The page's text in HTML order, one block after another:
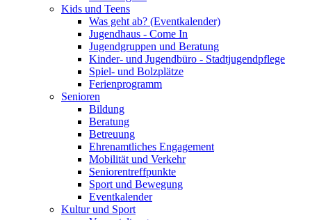
Kids und Teens
Was geht ab? (Eventkalender)
Jugendhaus - Come In
Jugendgruppen und Beratung
Kinder- und Jugendbüro - Stadtjugendpflege
Spiel- und Bolzplätze
Ferienprogramm
Senioren
Bildung
Beratung
Betreuung
Ehrenamtliches Engagement
Mobilität und Verkehr
Seniorentreffpunkte
Sport und Bewegung
Eventkalender
Kultur und Sport